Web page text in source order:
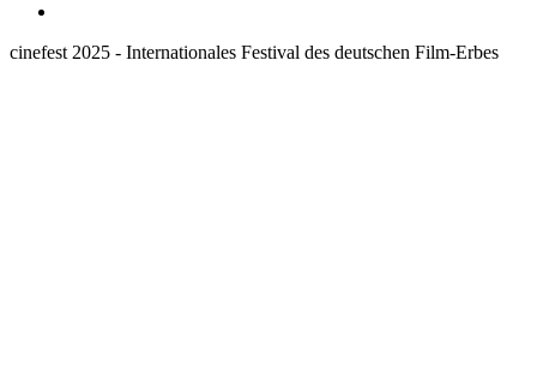
cinefest 2025 - Internationales Festival des deutschen Film-Erbes